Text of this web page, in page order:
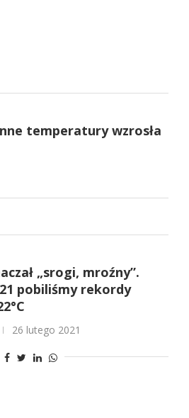
temperatury wzrosła
„srogi, mroźny”.
pobiliśmy rekordy
26 lutego 2021